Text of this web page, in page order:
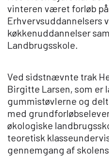
vinteren været forløb på
Erhvervsuddannelsers
køkkenuddannelser
Landbrugsskole.
Ved sidstnævnte trak
Birgitte Larsen, som er
gummistøvlerne og
med
økologiske
teoretisk
gennemgang af